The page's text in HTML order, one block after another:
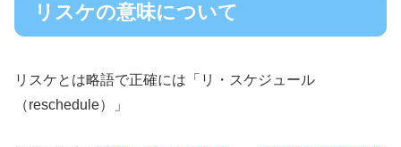
リスケの意味について
リスケとは略語で正確には「リ・スケジュール
（reschedule）」